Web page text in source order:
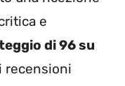
e
di 96 su
recensioni